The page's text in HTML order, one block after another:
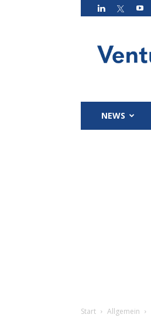
Magazin
NEWS
Start Allgemein